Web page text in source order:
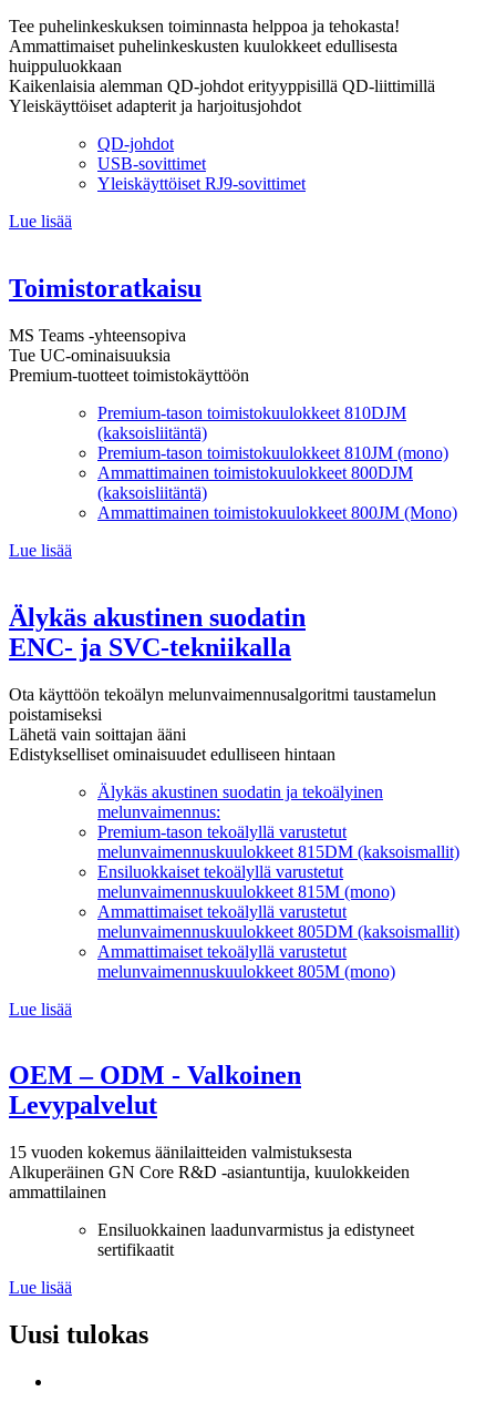
Tee puhelinkeskuksen toiminnasta helppoa ja tehokasta!
Ammattimaiset puhelinkeskusten kuulokkeet edullisesta
huippuluokkaan
Kaikenlaisia alemman QD-johdot erityyppisillä QD-liittimillä
Yleiskäyttöiset adapterit ja harjoitusjohdot
QD-johdot
USB-sovittimet
Yleiskäyttöiset RJ9-sovittimet
Lue lisää
Toimistoratkaisu
MS Teams -yhteensopiva
Tue UC-ominaisuuksia
Premium-tuotteet toimistokäyttöön
Premium-tason toimistokuulokkeet 810DJM
(kaksoisliitäntä)
Premium-tason toimistokuulokkeet 810JM (mono)
Ammattimainen toimistokuulokkeet 800DJM
(kaksoisliitäntä)
Ammattimainen toimistokuulokkeet 800JM (Mono)
Lue lisää
Älykäs akustinen suodatin
ENC- ja SVC-tekniikalla
Ota käyttöön tekoälyn melunvaimennusalgoritmi taustamelun
poistamiseksi
Lähetä vain soittajan ääni
Edistykselliset ominaisuudet edulliseen hintaan
Älykäs akustinen suodatin ja tekoälyinen
melunvaimennus:
Premium-tason tekoälyllä varustetut
melunvaimennuskuulokkeet 815DM (kaksoismallit)
Ensiluokkaiset tekoälyllä varustetut
melunvaimennuskuulokkeet 815M (mono)
Ammattimaiset tekoälyllä varustetut
melunvaimennuskuulokkeet 805DM (kaksoismallit)
Ammattimaiset tekoälyllä varustetut
melunvaimennuskuulokkeet 805M (mono)
Lue lisää
OEM – ODM - Valkoinen
Levypalvelut
15 vuoden kokemus äänilaitteiden valmistuksesta
Alkuperäinen GN Core R&D -asiantuntija, kuulokkeiden
ammattilainen
Ensiluokkainen laadunvarmistus ja edistyneet
sertifikaatit
Lue lisää
Uusi tulokas